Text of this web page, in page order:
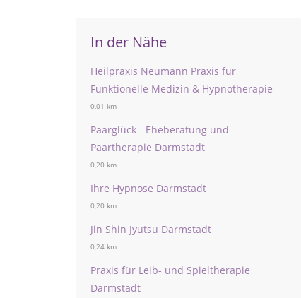
In der Nähe
Heilpraxis Neumann Praxis für
Funktionelle Medizin & Hypnotherapie
0,01 km
Paarglück - Eheberatung und
Paartherapie Darmstadt
0,20 km
Ihre Hypnose Darmstadt
0,20 km
Jin Shin Jyutsu Darmstadt
0,24 km
Praxis für Leib- und Spieltherapie
Darmstadt